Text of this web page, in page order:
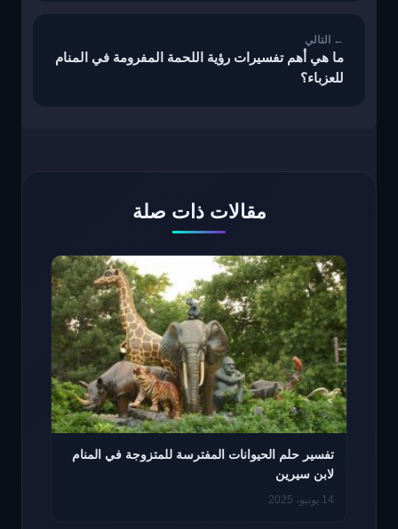
ما هي أهم تفسيرات رؤية اللحمة المفرومة في المنام
للعزباء؟
مقالات ذات صلة
تفسير حلم الحيوانات المفترسة للمتزوجة في المنام
لابن سيرين
14 يونيو، 2025